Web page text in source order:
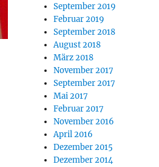
September 2019
Februar 2019
September 2018
August 2018
März 2018
November 2017
September 2017
Mai 2017
Februar 2017
November 2016
April 2016
Dezember 2015
Dezember 2014